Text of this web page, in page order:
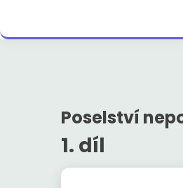
Poselství
1. díl